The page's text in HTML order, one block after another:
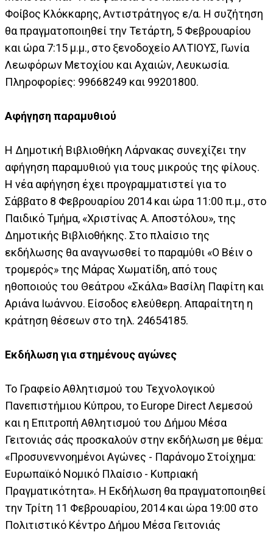
Φοίβος Κλόκκαρης, Αντιστράτηγος ε/α. Η συζήτηση
θα πραγματοποιηθεί την Τετάρτη, 5 Φεβρουαρίου
και ώρα 7:15 μ.μ., στο ξενοδοχείο ΑΛΤΙΟΥΣ, Γωνία
Λεωφόρων Μετοχίου και Αχαιών, Λευκωσία.
Πληροφορίες: 99668249 και 99201800.
Αφήγηση παραμυθιού
Η Δημοτική Βιβλιοθήκη Λάρνακας συνεχίζει την
αφήγηση παραμυθιού για τους μικρούς της φίλους.
Η νέα αφήγηση έχει προγραμματιστεί για το
Σάββατο 8 Φεβρουαρίου 2014 και ώρα 11:00 π.μ., στο
Παιδικό Τμήμα, «Χριστίνας Α. Αποστόλου», της
Δημοτικής Βιβλιοθήκης. Στο πλαίσιο της
εκδήλωσης θα αναγνωσθεί το παραμύθι «O Bέιν ο
τρομερός» της Μάρας Χωματίδη, από τους
ηθοποιούς του Θεάτρου «Σκάλα» Βασίλη Παφίτη και
Αριάνα Ιωάννου. Είσοδος ελεύθερη. Απαραίτητη η
κράτηση θέσεων στο τηλ. 24654185.
Εκδήλωση για στημένους αγώνες
Το Γραφείο Αθλητισμού του Τεχνολογικού
Πανεπιστήμιου Κύπρου, το Europe Direct Λεμεσού
και η Επιτροπή Αθλητισμού του Δήμου Μέσα
Γειτονιάς σάς προσκαλούν στην εκδήλωση με θέμα:
«Προσυνεννοημένοι Αγώνες - Παράνομο Στοίχημα:
Ευρωπαϊκό Νομικό Πλαίσιο - Κυπριακή
Πραγματικότητα». Η Εκδήλωση θα πραγματοποιηθεί
την Τρίτη 11 Φεβρουαρίου, 2014 και ώρα 19:00 στο
Πολιτιστικό Κέντρο Δήμου Μέσα Γειτονιάς